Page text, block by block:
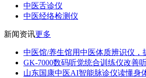
中医舌诊仪
中医经络检测仪
新闻资讯更多
中医馆/养生馆用中医体质辨识仪，
GK-7000数码听觉统合训练仪改善
山东国康中医AI智能脉诊仪读懂身